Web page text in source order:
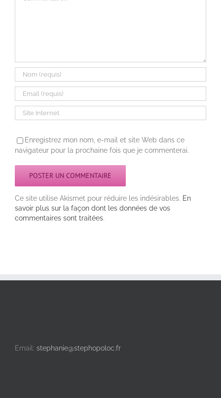
Enregistrez mon nom, e-mail et site Web dans ce
navigateur pour la prochaine fois que je commenterai.
Ce site utilise Akismet pour réduire les indésirables. En
savoir plus sur la façon dont les données de vos
commentaires sont traitées.
Email: stephanie@stephopoloc.fr